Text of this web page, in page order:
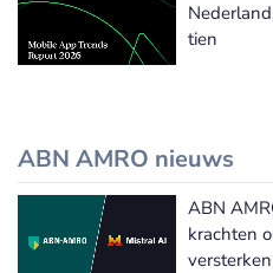
tien
ABN AMRO nieuws
ABN
krachten
versterken